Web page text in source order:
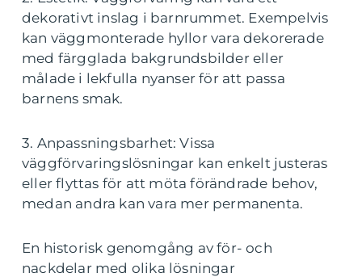
dekorativt inslag i barnrummet. Exempelvis
kan väggmonterade hyllor vara dekorerade
med färgglada bakgrundsbilder eller
målade i lekfulla nyanser för att passa
barnens smak.
3. Anpassningsbarhet: Vissa
väggförvaringslösningar kan enkelt justeras
eller flyttas för att möta förändrade behov,
medan andra kan vara mer permanenta.
En historisk genomgång av för- och
nackdelar med olika lösningar